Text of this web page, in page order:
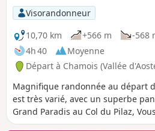
Visorandonneur
10,70 km
+566 m
-568
4h 40
Moyenne
Départ à Chamois (Vallée
Magnifique randonnée au départ
est très varié, avec un superbe
Grand Paradis au Col du Pilaz,
des lacs Charey et de Champlong.